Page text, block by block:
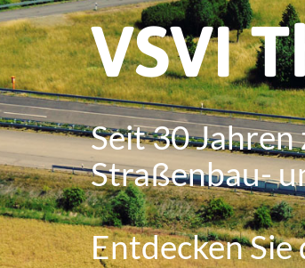
VSVI
Seit 30
Straßenbau-
Entdecken